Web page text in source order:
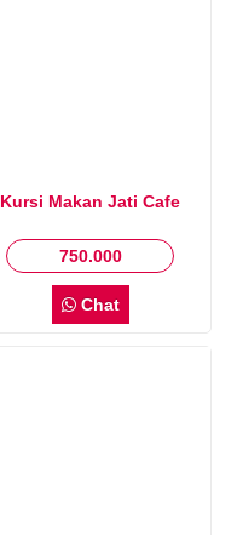
Kursi Makan Jati Cafe
750.000
Chat